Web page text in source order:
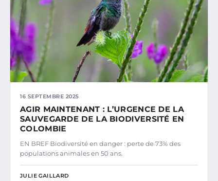
16 SEPTEMBRE 2025
AGIR MAINTENANT : L’URGENCE DE LA
SAUVEGARDE DE LA BIODIVERSITÉ EN
COLOMBIE
EN BREF Biodiversité en danger : perte de 73% des
populations animales en 50 ans.
JULIE GAILLARD